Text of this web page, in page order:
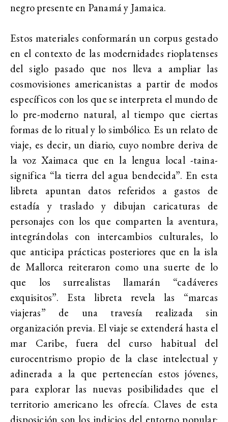
negro presente en Panamá y Jamaica.
Estos materiales conformarán un corpus gestado
en el contexto de las modernidades rioplatenses
del siglo pasado que nos lleva a ampliar las
cosmovisiones americanistas a partir de modos
específicos con los que se interpreta el mundo de
lo pre-moderno natural, al tiempo que ciertas
formas de lo ritual y lo simbólico. Es un relato de
viaje, es decir, un diario, cuyo nombre deriva de
la voz Xaimaca que en la lengua local -taina-
significa “la tierra del agua bendecida”. En esta
libreta apuntan datos referidos a gastos de
estadía y traslado y dibujan caricaturas de
personajes con los que comparten la aventura,
integrándolas con intercambios culturales, lo
que anticipa prácticas posteriores que en la isla
de Mallorca reiteraron como una suerte de lo
que los surrealistas llamarán “cadáveres
exquisitos”. Esta libreta revela las “marcas
viajeras” de una travesía realizada sin
organización previa. El viaje se extenderá hasta el
mar Caribe, fuera del curso habitual del
eurocentrismo propio de la clase intelectual y
adinerada a la que pertenecían estos jóvenes,
para explorar las nuevas posibilidades que el
territorio americano les ofrecía. Claves de esta